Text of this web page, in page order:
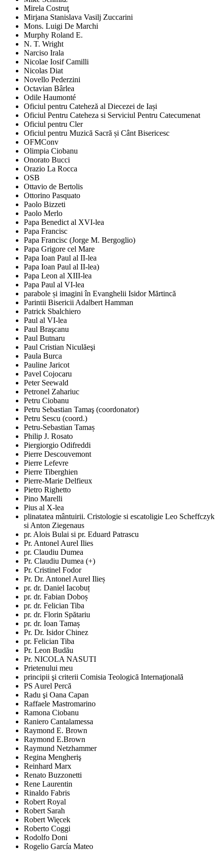
Mirela Costruţ
Mirjana Stanislava Vasilj Zuccarini
Mons. Luigi De Marchi
Murphy Roland E.
N. T. Wright
Narciso Irala
Nicolae Iosif Camilli
Nicolas Diat
Novello Pederzini
Octavian Bârlea
Odile Haumonté
Oficiul pentru Cateheză al Diecezei de Iași
Oficiul Pentru Cateheza si Serviciul Pentru Catecumenat
Oficiul pentru Cler
Oficiul pentru Muzică Sacră și Cânt Bisericesc
OFMConv
Olimpia Ciobanu
Onorato Bucci
Orazio La Rocca
OSB
Ottavio de Bertolis
Ottorino Pasquato
Paolo Bizzeti
Paolo Merlo
Papa Benedict al XVI-lea
Papa Francisc
Papa Francisc (Jorge M. Bergoglio)
Papa Grigore cel Mare
Papa Ioan Paul al II-lea
Papa Ioan Paul al II-lea)
Papa Leon al XIII-lea
Papa Paul al VI-lea
parabole și imagini în Evanghelii Isidor Mărtincă
Parintii Bisericii Adalbert Hamman
Patrick Sbalchiero
Paul al VI-lea
Paul Braşcanu
Paul Butnaru
Paul Cristian Niculăeşi
Paula Burca
Pauline Jaricot
Pavel Cojocaru
Peter Seewald
Petronel Zahariuc
Petru Ciobanu
Petru Sebastian Tamaş (coordonator)
Petru Sescu (coord.)
Petru-Sebastian Tamaș
Philip J. Rosato
Piergiorgio Odifreddi
Pierre Descouvemont
Pierre Lefevre
Pierre Tiberghien
Pierre-Marie Delfieux
Pietro Righetto
Pino Marelli
Pius al X-lea
plinatatea mântuirii. Cristologie si escatoligie Leo Scheffczyk
si Anton Ziegenaus
pr. Alois Bulai si pr. Eduard Patrascu
Pr. Antonel Aurel Ilies
pr. Claudiu Dumea
Pr. Claudiu Dumea (+)
Pr. Cristinel Fodor
Pr. Dr. Antonel Aurel Ilieș
pr. dr. Daniel Iacobuț
pr. dr. Fabian Doboș
pr. dr. Felician Tiba
pr. dr. Florin Spătariu
pr. dr. Ioan Tamaș
Pr. Dr. Isidor Chinez
pr. Felician Tiba
Pr. Leon Budău
Pr. NICOLA NASUTI
Prietenului meu
principii şi criterii Comisia Teologică Internaţională
PS Aurel Percă
Radu şi Oana Capan
Raffaele Mastromarino
Ramona Ciobanu
Raniero Cantalamessa
Raymond E. Brown
Raymond E.Brown
Raymund Netzhammer
Regina Mengheriş
Reinhard Marx
Renato Buzzonetti
Rene Laurentin
Rinaldo Fabris
Robert Royal
Robert Sarah
Robert Więcek
Roberto Coggi
Rodolfo Doni
Rogelio García Mateo